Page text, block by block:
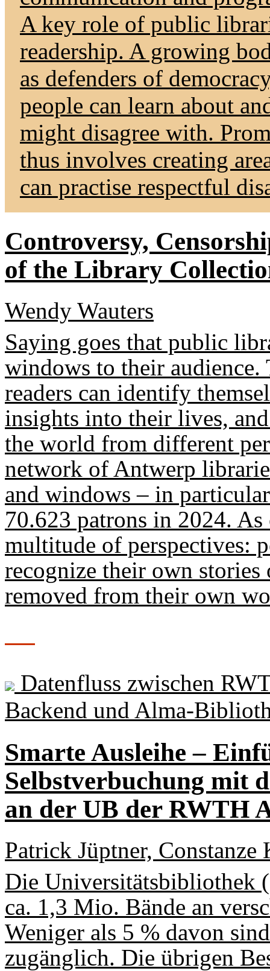
A key role of public
readership. A growing
as defenders of
people can learn about
might disagree with.
thus involves creating
can practise respectful
Controversy,
of the Library
Wendy Wauters
Saying goes that public
windows to their
readers can identify
insights into their lives,
the world from different
network of Antwerp
and windows – in
70.623 patrons in 2024.
multitude of perspectives:
recognize their own
removed from their own
Datenfluss zwischen
Backend und Alma-
Smarte Ausleihe –
Selbstverbuchung mit
an der UB der RWTH
Patrick Jüptner,
Die Universitätsbibliothek
ca. 1,3 Mio. Bände an
Weniger als 5 % davon
zugänglich. Die übrigen